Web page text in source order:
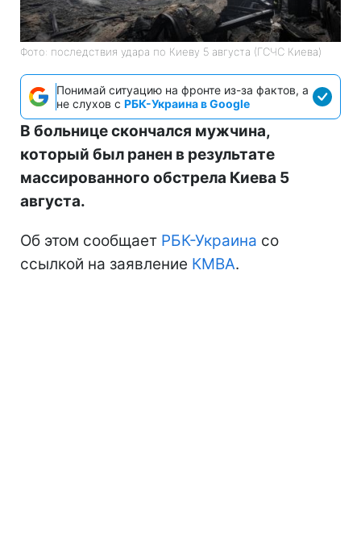
Фото: последствия удара по Киеву 5 августа (ГСЧС Киева)
Понимай ситуацию на фронте из-за фактов, а
не слухов с РБК-Украина в Google
В больнице скончался мужчина,
который был ранен в результате
массированного обстрела Киева 5
августа.
Об этом сообщает РБК-Украина со
ссылкой на заявление КМВА.